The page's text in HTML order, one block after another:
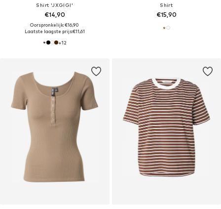
Shirt 'JXGIGI'
€14,90
Oorspronkelijk: €16,90
Laatste laagste prijs:€11,61
+12
Shirt
€15,90